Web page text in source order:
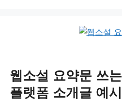
웹소설 요약문 쓰
플랫폼 소개글 예